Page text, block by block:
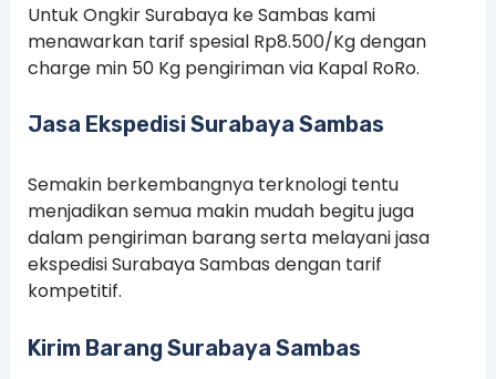
Untuk Ongkir Surabaya ke Sambas kami
menawarkan tarif spesial Rp8.500/Kg dengan
charge min 50 Kg pengiriman via Kapal RoRo.
Jasa Ekspedisi Surabaya Sambas
Semakin berkembangnya terknologi tentu
menjadikan semua makin mudah begitu juga
dalam pengiriman barang serta melayani jasa
ekspedisi Surabaya Sambas dengan tarif
kompetitif.
Kirim Barang Surabaya Sambas